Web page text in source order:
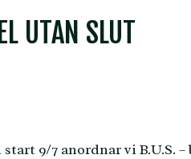
UTAN SLUT
9/7 anordnar vi B.U.S.